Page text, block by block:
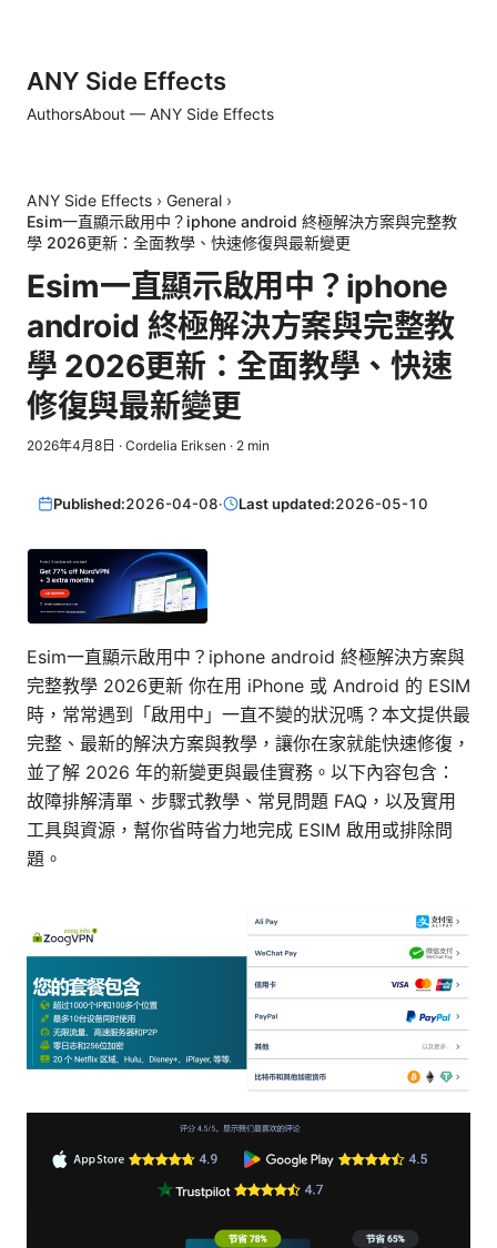
ANY Side Effects
AuthorsAbout — ANY Side Effects
ANY Side Effects › General ›
Esim一直顯示啟用中？iphone android 終極解決方案與完整教
學 2026更新：全面教學、快速修復與最新變更
Esim一直顯示啟用中？iphone
android 終極解決方案與完整教
學 2026更新：全面教學、快速
修復與最新變更
2026年4月8日 · Cordelia Eriksen · 2 min
Published:2026-04-08· Last updated:2026-05-10
Esim一直顯示啟用中？iphone android 終極解決方案與
完整教學 2026更新 你在用 iPhone 或 Android 的 ESIM
時，常常遇到「啟用中」一直不變的狀況嗎？本文提供最
完整、最新的解決方案與教學，讓你在家就能快速修復，
並了解 2026 年的新變更與最佳實務。以下內容包含：
故障排解清單、步驟式教學、常見問題 FAQ，以及實用
工具與資源，幫你省時省力地完成 ESIM 啟用或排除問
題。